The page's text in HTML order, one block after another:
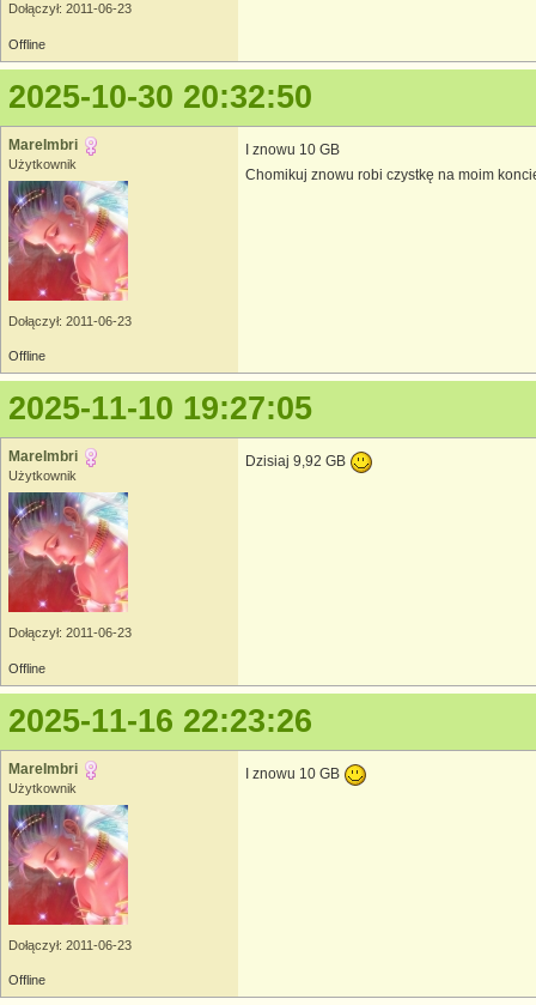
Dołączył: 2011-06-23
Offline
2025-10-30 20:32:50
MareImbri
Użytkownik
Dołączył: 2011-06-23
I znowu 10 GB
Chomikuj znowu robi czystkę na moim
Offline
2025-11-10 19:27:05
MareImbri
Użytkownik
Dołączył: 2011-06-23
Dzisiaj 9,92 GB
Offline
2025-11-16 22:23:26
MareImbri
Użytkownik
Dołączył: 2011-06-23
I znowu 10 GB
Offline